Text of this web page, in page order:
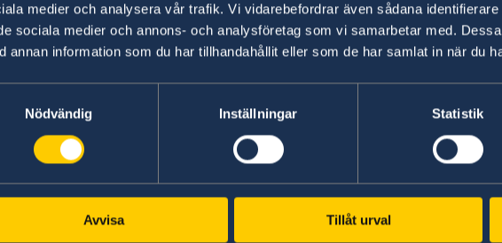
medier och analysera vår trafik. Vi vidarebefordrar även sådana
sociala medier och annons- och analysföretag som vi samarbetar med.
annan information som du har tillhandahållit eller som de har samlat in när du
Nödvändig
Inställningar Statistik
Avvisa Tillåt urval
The embassy does not have
56